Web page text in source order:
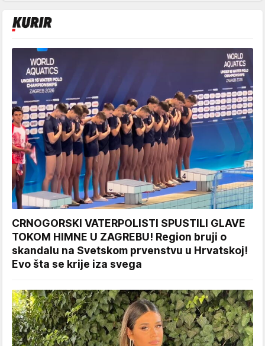
CRNOGORSKI VATERPOLISTI SPUSTILI GLAVE
TOKOM HIMNE U ZAGREBU! Region bruji o
skandalu na Svetskom prvenstvu u Hrvatskoj!
Evo šta se krije iza svega